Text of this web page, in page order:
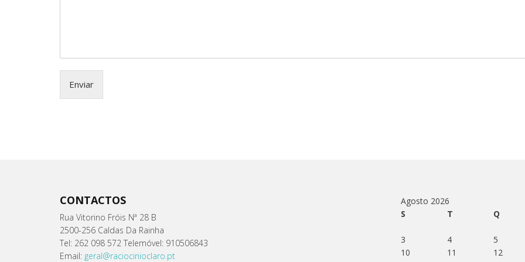
Enviar
CONTACTOS
Rua Vitorino Fróis Nª 28 B
2500-256 Caldas Da Rainha
Tel: 262 098 572 Telemóvel: 910506843
Email: geral@raciocinioclaro.pt
Agosto 2026
S
T Q
3
4 5
10
11 12